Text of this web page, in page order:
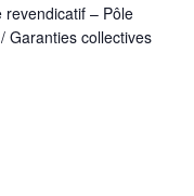
revendicatif – Pôle
Garanties collectives